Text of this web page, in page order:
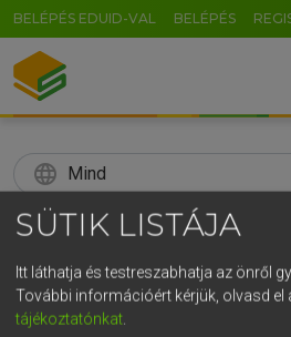
BELÉPÉS EDUID-VAL BELÉPÉS
language Mind
search
KERESÉS
SÜTIK LISTÁJA
Itt láthatja és testreszabhatja az önről
További információért kérjük, olvasd el
tájékoztatónkat
GR
5 6 7 8 9 ö